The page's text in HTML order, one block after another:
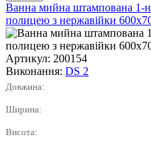
Ванна мийна штампована 1-
полицею з нержавійки
Артикул: 200154
Виконання: DS 2
Довжина:
Ширина:
Висота: